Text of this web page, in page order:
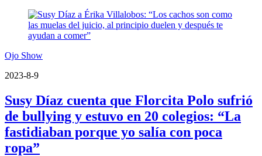
Ojo Show
2023-8-9
Susy Díaz cuenta que Florcita Polo sufrió
de bullying y estuvo en 20 colegios: “La
fastidiaban porque yo salía con poca
ropa”